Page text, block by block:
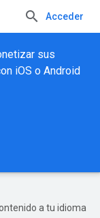
Acceder
sus
iOS o Android
a tu idioma